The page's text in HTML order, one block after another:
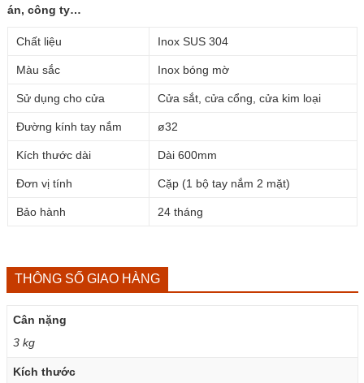
án, công ty…
Chất liệu Inox SUS 304
Màu sắc Inox bóng mờ
Sử dụng cho cửa Cửa sắt, cửa cổng, cửa kim loại
Đường kính tay nắm ø32
Kích thước dài Dài 600mm
Đơn vị tính Cặp (1 bộ tay nắm 2 mặt)
Bảo hành 24 tháng
THÔNG SỐ GIAO HÀNG
Cân nặng
3 kg
Kích thước